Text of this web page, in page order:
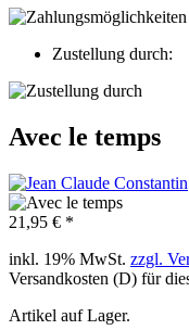
Zustellung durch:
Avec le temps
21,95 € *
inkl. 19% MwSt. zzgl.
Versandkosten (D) für
Artikel auf Lager.